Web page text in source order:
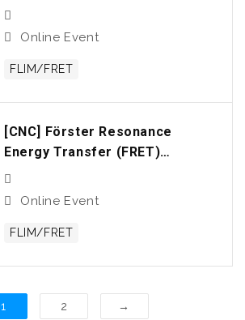
using the Opera Phenix High
Content Screening System
Online Event
FLIM/FRET
[CNC] Förster Resonance
Energy Transfer (FRET)
Microscopy
Online Event
FLIM/FRET
1 2 →